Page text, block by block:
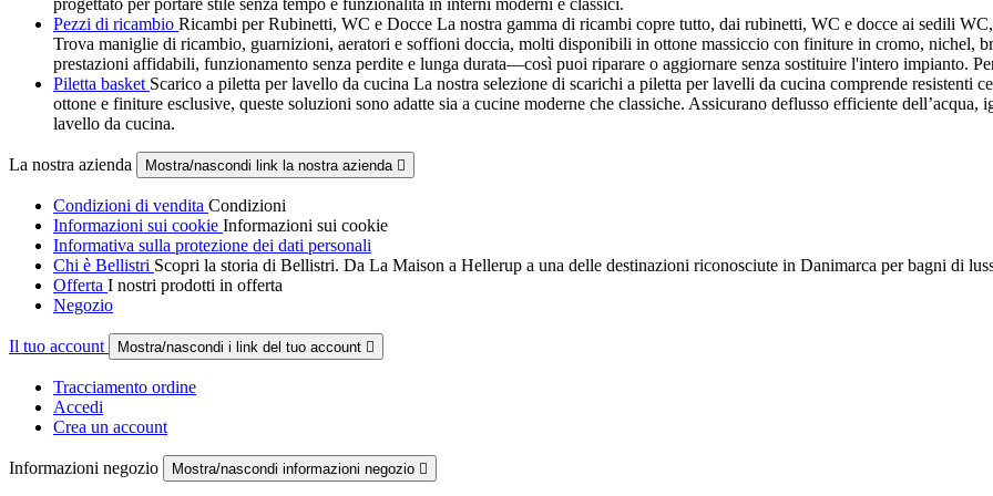
Pezzi di ricambio Ricambi per Rubinetti, WC e Docce La nostra gamma di ricambi copre tutto, dai rubinetti, WC e docce ai sedili
Trova maniglie di ricambio, guarnizioni, aeratori e soffioni doccia, molti disponibili in ottone massiccio con finiture in cromo, nichel,
prestazioni affidabili, funzionamento senza perdite e lunga durata—così puoi riparare o aggiornare senza sostituire l'intero impianto.
Piletta basket Scarico a piletta per lavello da cucina La nostra selezione di scarichi a piletta per lavelli da cucina comprende
ottone e finiture esclusive, queste soluzioni sono adatte sia a cucine moderne che classiche. Assicurano deflusso efficiente
lavello da cucina.
La nostra azienda Mostra/nascondi link la nostra azienda 
Condizioni di vendita Condizioni
Informazioni sui cookie Informazioni sui cookie
Informativa sulla protezione dei dati personali
Chi è Bellistri Scopri la storia di Bellistri. Da La Maison a Hellerup a una delle destinazioni riconosciute in Danimarca per bagni di
Offerta I nostri prodotti in offerta
Negozio
Il tuo account Mostra/nascondi i link del tuo account 
Tracciamento ordine
Accedi
Crea un account
Informazioni negozio Mostra/nascondi informazioni negozio 